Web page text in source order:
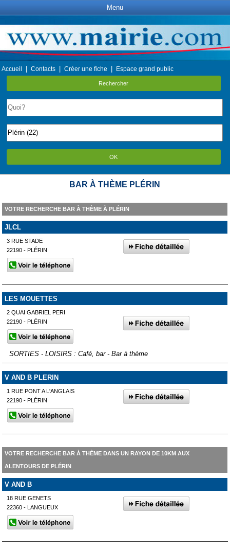
Menu
Accueil Contacts Créer une fiche Espace grand public
Rechercher
OK
BAR À THÈME PLÉRIN
VOTRE RECHERCHE BAR À THÈME À PLÉRIN
JLCL
3 RUE STADE
22190 - PLÉRIN
LES MOUETTES
2 QUAI GABRIEL PERI
22190 - PLÉRIN
SORTIES - LOISIRS : Café, bar - Bar à thème
V AND B PLERIN
1 RUE PONT A L'ANGLAIS
22190 - PLÉRIN
VOTRE RECHERCHE BAR À THÈME DANS UN RAYON DE 10KM AUX
ALENTOURS DE PLÉRIN
V AND B
18 RUE GENETS
22360 - LANGUEUX